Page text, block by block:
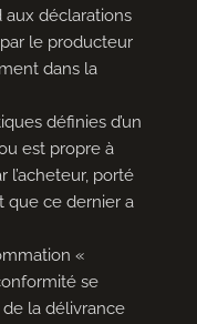
déclarations
le producteur
dans la
définies d’un
est propre à
l’acheteur, porté
que ce dernier a
«
se
la délivrance